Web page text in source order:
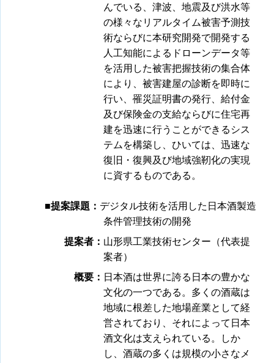
んでいる、津波、地震及び洪水等
の様々なリアルタイム被害予測技
術ならびに本研究開発で開発する
人工知能によるドローンデータ等
を活用した被害把握技術の集合体
により、被害建屋の診断を即時に
行い、罹災証明書の発行、給付金
及び保険金の支給ならびに住宅再
建を迅速に行うことができるシス
テムを構築し、ひいては、迅速な
復旧・復興及び地域強靭化の実現
に資するものである。
■提案課題： デジタル技術を活用した日本酒製造
条件管理技術の開発
提案者： 山形県工業技術センター（代表提
案者）
概要： 日本酒は世界に誇る日本の豊かな
文化の一つである。多くの酒蔵は
地域に根差した地場産業として経
営されており、それによって日本
酒文化は支えられている。しか
し、酒蔵の多くは規模の小さなメ